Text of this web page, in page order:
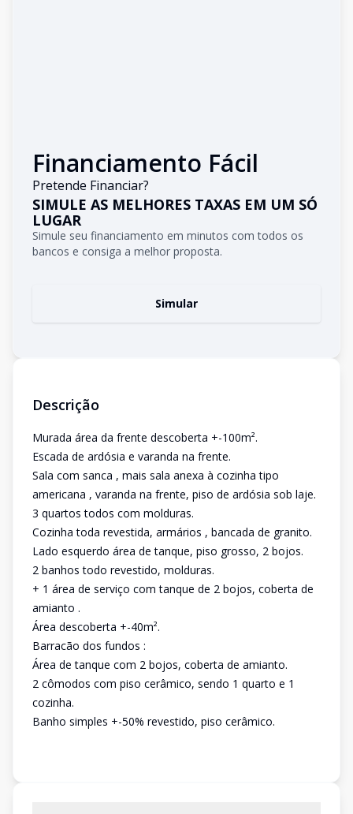
Financiamento Fácil
Pretende Financiar?
SIMULE AS MELHORES TAXAS EM UM SÓ
LUGAR
Simule seu financiamento em minutos com todos os
bancos e consiga a melhor proposta.
Simular
Descrição
Murada área da frente descoberta +-100m².
Escada de ardósia e varanda na frente.
Sala com sanca , mais sala anexa à cozinha tipo
americana , varanda na frente, piso de ardósia sob laje.
3 quartos todos com molduras.
Cozinha toda revestida, armários , bancada de granito.
Lado esquerdo área de tanque, piso grosso, 2 bojos.
2 banhos todo revestido, molduras.
+ 1 área de serviço com tanque de 2 bojos, coberta de
amianto .
Área descoberta +-40m².
Barracão dos fundos :
Área de tanque com 2 bojos, coberta de amianto.
2 cômodos com piso cerâmico, sendo 1 quarto e 1
cozinha.
Banho simples +-50% revestido, piso cerâmico.